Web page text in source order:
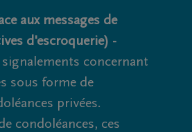
aux messages de
d'escroquerie) -
concernant
sous forme de
privées.
condoléances, ces